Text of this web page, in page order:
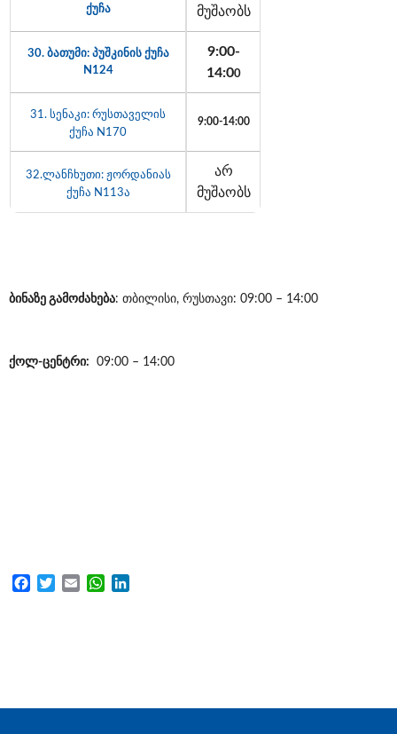
ქუჩა
მუშაობს
30. ბათუმი: პუშკინის ქუჩა
N124
9:00-
14:00
31. სენაკი: რუსთაველის
ქუჩა N170
9:00-14:00
32.ლანჩხუთი: ჟორდანიას
ქუჩა N113ა
არ
მუშაობს
ბინაზე გამოძახება: თბილისი, რუსთავი: 09:00 – 14:00
ქოლ-ცენტრი: 09:00 – 14:00
FacebookTwitter
Email WhatsApp